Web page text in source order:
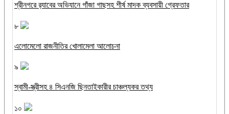
শ্রীনগরে র‌্যাবের অভিযানে গাঁজা গাছসহ শীর্ষ মাদক ব্যবসায়ী গ্রেফতার
৮
এলোমেলো রাজনীতির খোলামেলা আলোচনা
৯
স্বামী-স্ত্রীসহ ৪ সিএনজি ছিনতাইকারীর চাঞ্চল্যকর তথ্য
১০